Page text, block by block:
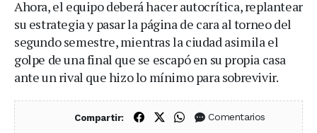
Ahora, el equipo deberá hacer autocrítica, replantear
su estrategia y pasar la página de cara al torneo del
segundo semestre, mientras la ciudad asimila el
golpe de una final que se escapó en su propia casa
ante un rival que hizo lo mínimo para sobrevivir.
Compartir: Compartir en Facebook
Compartir en X (Twitter)
Compartir en WhatsApp
Comentarios